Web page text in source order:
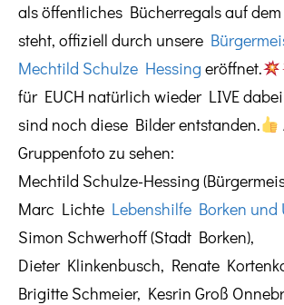
als öffentliches Bücherregals auf
steht, offiziell durch unsere
Mechtild Schulze Hessing eröffnet.
für EUCH natürlich wieder LIVE
sind noch diese Bilder entstanden.
Gruppenfoto zu sehen:
Mechtild Schulze-Hessing
Marc Lichte Lebenshilfe Borken und
Simon Schwerhoff (Stadt Borken),
Dieter Klinkenbusch, Renate
Brigitte Schmeier, Kesrin Groß